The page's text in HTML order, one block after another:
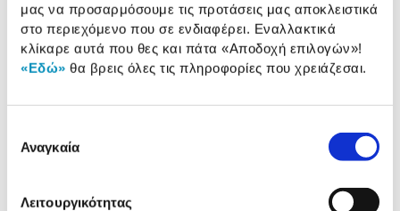
μας να προσαρμόσουμε τις προτάσεις μας αποκλειστικά
στο περιεχόμενο που σε ενδιαφέρει. Εναλλακτικά
κλίκαρε αυτά που θες και πάτα «Αποδοχή επιλογών»!
«Εδώ» θα βρεις όλες τις πληροφορίες που χρειάζεσαι.
συγκατάθεσης
Αναγκαία
Λειτουργικότητας
Προδιαγραφές
προϊόντος
Χαρακτηριστικά
Αξιολογήσεις
Δες τι κλίκαραν όσοι είδαν το ίδιο